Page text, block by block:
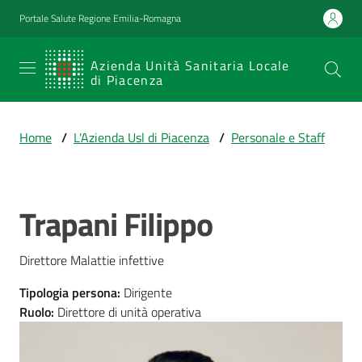
Vai al contenuto
Vai alla navigazione
Vai al footer
Portale Salute Regione Emilia-Romagna
Azienda Unità Sanitaria Locale
di Piacenza
SERVIZIO
SANITARIO
Emilia-
Sanitaria Locale
di Piacenza
Prestazioni
e
Home / L'Azienda Usl di Piacenza / Personale e Staff
Salta al contenuto
Trapani Filippo
Direttore Malattie infettive
Tipologia persona: Dirigente
Ruolo: Direttore di unità operativa